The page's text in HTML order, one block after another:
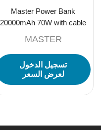
Master Power Bank
20000mAh 70W with cable
MASTER
تسجيل الدخول
لعرض السعر